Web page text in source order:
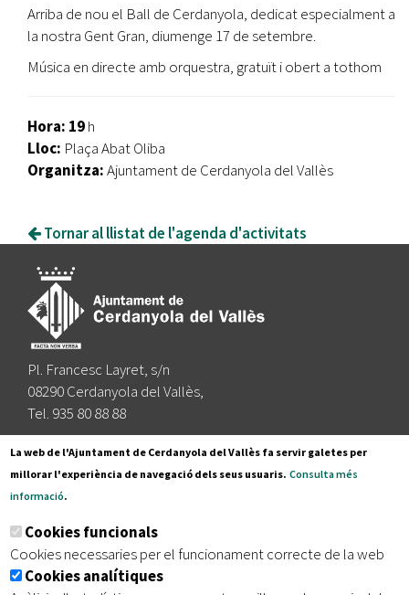
Arriba de nou el Ball de Cerdanyola, dedicat especialment a
la nostra Gent Gran, diumenge 17 de setembre.
Música en directe amb orquestra, gratuït i obert a tothom
Hora: 19h
Lloc: Plaça Abat Oliba
Organitza:Ajuntament de Cerdanyola del Vallès
Tornar al llistat de l'agenda d'activitats
Pl. Francesc Layret, s/n
08290 Cerdanyola del Vallès,
Tel. 935 80 88 88
Segueix-nos a:
Subscriu-te al nostre butlletí
Inici | Avís legal | Protecció de dades
La web de l'Ajuntament de Cerdanyola del Vallès fa servir galetes per
millorar l'experiència de navegació dels seus usuaris. Consulta més
informació.
Cookies funcionals
Cookies necessaries per el funcionament correcte de la web
Cookies analítiques